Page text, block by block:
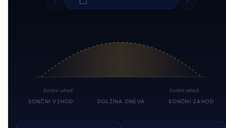
Sončni vzhod Sončni zahod
SONČNI VZHOD DOLŽINA DNEVA SONČNI ZAHOD